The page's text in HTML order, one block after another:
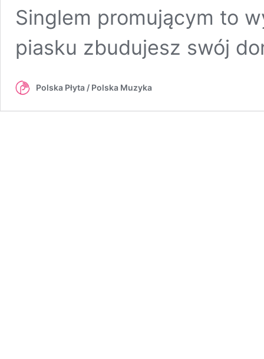
Singlem promującym to
piasku zbudujesz swój
Polska Płyta / Polska Muzyka